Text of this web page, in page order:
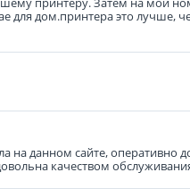
дом.принтера это лучше,
на данном сайте,
качеством